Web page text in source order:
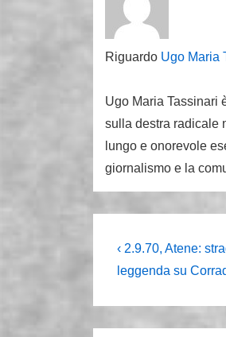
Riguardo Ugo Maria
Ugo Maria Tassinari
sulla destra radicale
lungo e onorevole
giornalismo e la
articoli
L'articolo
precedente
‹ 2.9.70, Atene:
leggenda su